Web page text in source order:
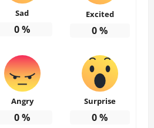
Sad
0%
Excited
0%
Angry
0%
Surprise
0%